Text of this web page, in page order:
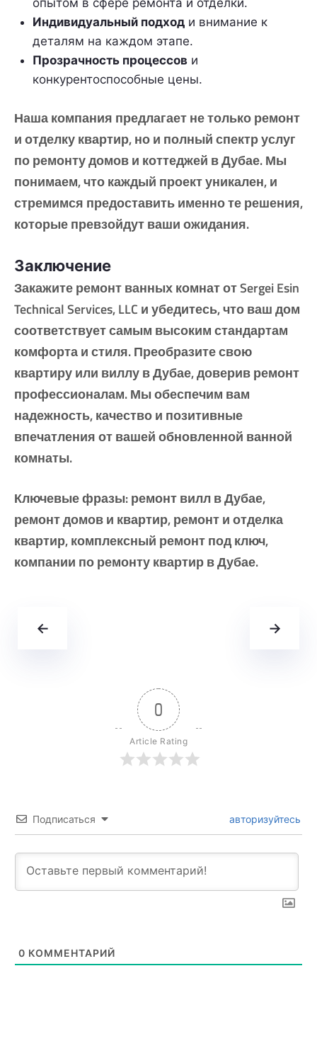
опытом в сфере ремонта и отделки.
Индивидуальный подходи внимание к
деталям на каждом этапе.
Прозрачность процессови
конкурентоспособные цены.
Наша компания предлагает не только ремонт
и отделку квартир, но и полный спектр услуг
по ремонту домов и коттеджей в Дубае. Мы
понимаем, что каждый проект уникален, и
стремимся предоставить именно те решения,
которые превзойдут ваши ожидания.
Заключение
Закажите ремонт ванных комнат от Sergei Esin
Technical Services, LLC и убедитесь, что ваш дом
соответствует самым высоким стандартам
комфорта и стиля. Преобразите свою
квартиру или виллу в Дубае, доверив ремонт
профессионалам. Мы обеспечим вам
надежность, качество и позитивные
впечатления от вашей обновленной ванной
комнаты.
Ключевые фразы: ремонт вилл в Дубае,
ремонт домов и квартир, ремонт и отделка
квартир, комплексный ремонт под ключ,
компании по ремонту квартир в Дубае.
← →
0
Article Rating
Подписаться авторизуйтесь
0 КОММЕНТАРИЙ